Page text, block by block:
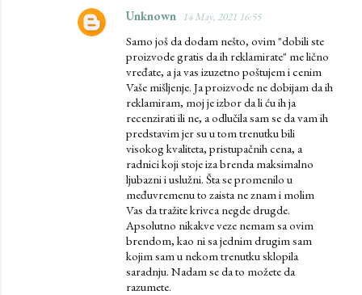
Unknown 14 May, 2021 16:55
Samo još da dodam nešto, ovim "dobili ste
proizvode gratis da ih reklamirate" me lično
vređate, a ja vas izuzetno poštujem i cenim
Vaše mišljenje. Ja proizvode ne dobijam da ih
reklamiram, moj je izbor da li ću ih ja
recenzirati ili ne, a odlučila sam se da vam ih
predstavim jer su u tom trenutku bili
visokog kvaliteta, pristupačnih cena, a
radnici koji stoje iza brenda maksimalno
ljubazni i uslužni. Šta se promenilo u
međuvremenu to zaista ne znam i molim
Vas da tražite krivca negde drugde.
Apsolutno nikakve veze nemam sa ovim
brendom, kao ni sa jednim drugim sam
kojim sam u nekom trenutku sklopila
saradnju. Nadam se da to možete da
razumete.